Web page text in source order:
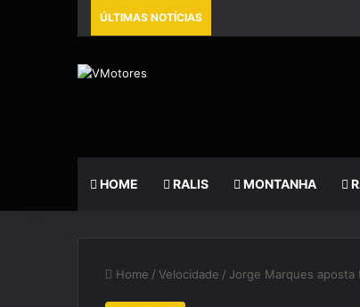
ÚLTIMAS NOTÍCIAS
HOME RALIS MONTANHA
Home / Velocidade / Jorge Marques aposta